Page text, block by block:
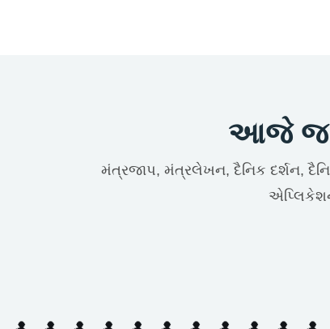
આજે જ
મંત્રજાપ, મંત્રલેખન, દૈનિક દર્શન,